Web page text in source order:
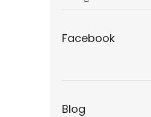
Facebook
Blog